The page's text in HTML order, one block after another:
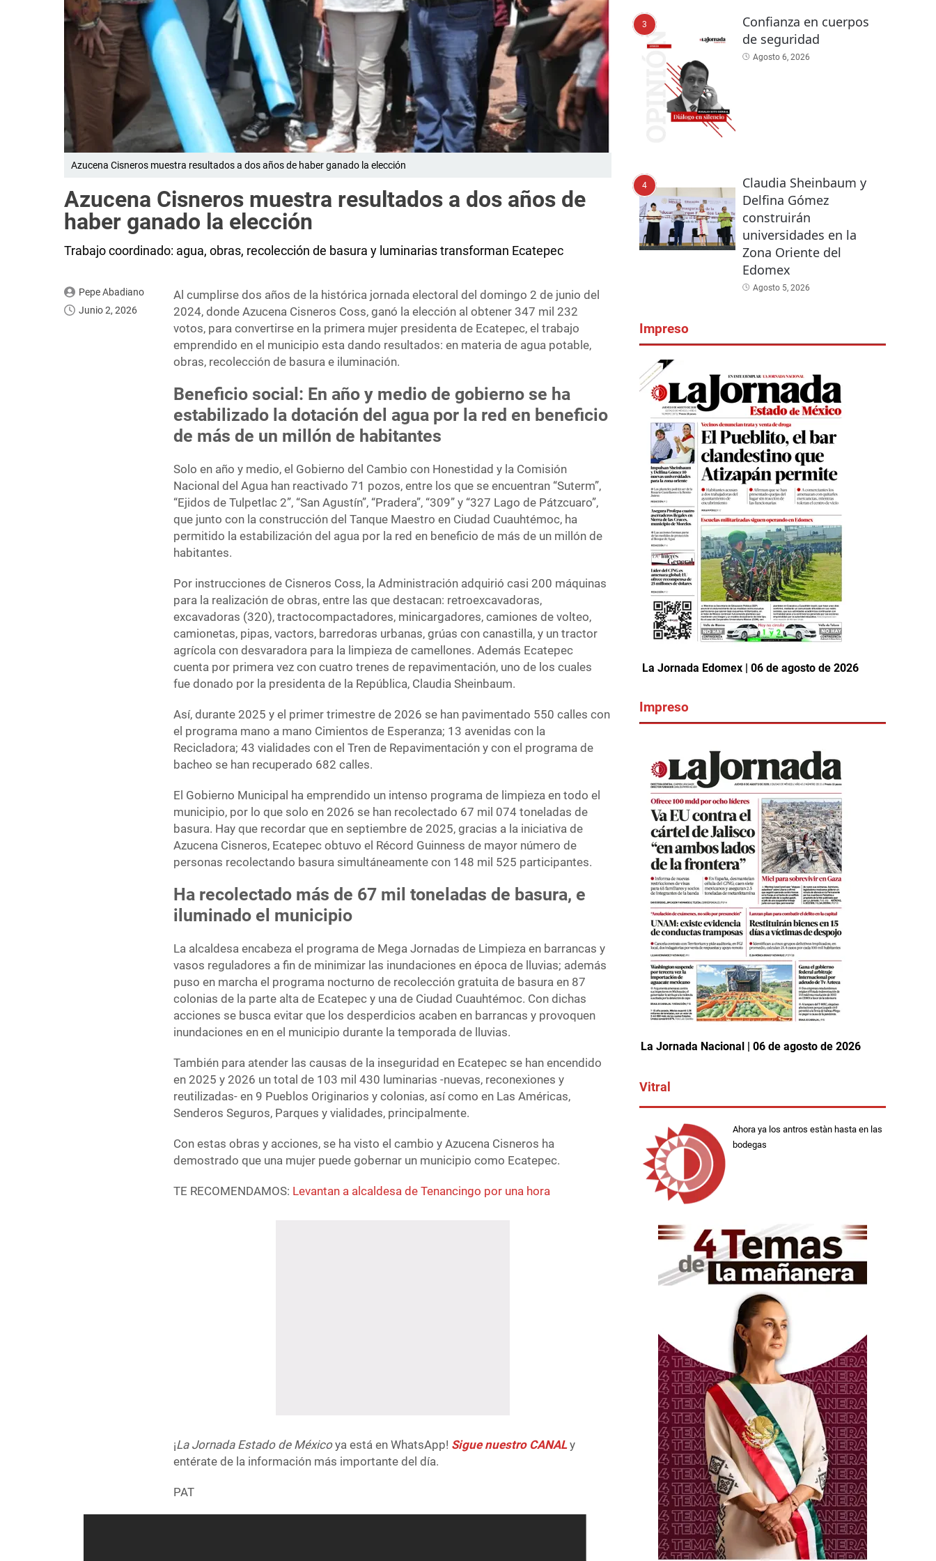
Azucena Cisneros muestra resultados a dos años de haber ganado la elección
Azucena Cisneros muestra resultados a dos años de
haber ganado la elección
Trabajo coordinado: agua, obras, recolección de basura y luminarias transforman Ecatepec
Pepe Abadiano
Junio 2, 2026
Al cumplirse dos años de la histórica jornada electoral del domingo 2 de junio del
2024, donde Azucena Cisneros Coss, ganó la elección al obtener 347 mil 232
votos, para convertirse en la primera mujer presidenta de Ecatepec, el trabajo
emprendido en el municipio esta dando resultados: en materia de agua potable,
obras, recolección de basura e iluminación.
Beneficio social: En año y medio de gobierno se ha
estabilizado la dotación del agua por la red en beneficio
de más de un millón de habitantes
Solo en año y medio, el Gobierno del Cambio con Honestidad y la Comisión
Nacional del Agua han reactivado 71 pozos, entre los que se encuentran “Suterm”,
“Ejidos de Tulpetlac 2”, “San Agustín”, “Pradera”, “309” y “327 Lago de Pátzcuaro”,
que junto con la construcción del Tanque Maestro en Ciudad Cuauhtémoc, ha
permitido la estabilización del agua por la red en beneficio de más de un millón de
habitantes.
Por instrucciones de Cisneros Coss, la Administración adquirió casi 200 máquinas
para la realización de obras, entre las que destacan: retroexcavadoras,
excavadoras (320), tractocompactadores, minicargadores, camiones de volteo,
camionetas, pipas, vactors, barredoras urbanas, grúas con canastilla, y un tractor
agrícola con desvaradora para la limpieza de camellones. Además Ecatepec
cuenta por primera vez con cuatro trenes de repavimentación, uno de los cuales
fue donado por la presidenta de la República, Claudia Sheinbaum.
Así, durante 2025 y el primer trimestre de 2026 se han pavimentado 550 calles con
el programa mano a mano Cimientos de Esperanza; 13 avenidas con la
Recicladora; 43 vialidades con el Tren de Repavimentación y con el programa de
bacheo se han recuperado 682 calles.
El Gobierno Municipal ha emprendido un intenso programa de limpieza en todo el
municipio, por lo que solo en 2026 se han recolectado 67 mil 074 toneladas de
basura. Hay que recordar que en septiembre de 2025, gracias a la iniciativa de
Azucena Cisneros, Ecatepec obtuvo el Récord Guinness de mayor número de
personas recolectando basura simultáneamente con 148 mil 525 participantes.
Ha recolectado más de 67 mil toneladas de basura, e
iluminado el municipio
La alcaldesa encabeza el programa de Mega Jornadas de Limpieza en barrancas y
vasos reguladores a fin de minimizar las inundaciones en época de lluvias; además
puso en marcha el programa nocturno de recolección gratuita de basura en 87
colonias de la parte alta de Ecatepec y una de Ciudad Cuauhtémoc. Con dichas
acciones se busca evitar que los desperdicios acaben en barrancas y provoquen
inundaciones en en el municipio durante la temporada de lluvias.
También para atender las causas de la inseguridad en Ecatepec se han encendido
en 2025 y 2026 un total de 103 mil 430 luminarias -nuevas, reconexiones y
reutilizadas- en 9 Pueblos Originarios y colonias, así como en Las Américas,
Senderos Seguros, Parques y vialidades, principalmente.
Con estas obras y acciones, se ha visto el cambio y Azucena Cisneros ha
demostrado que una mujer puede gobernar un municipio como Ecatepec.
TE RECOMENDAMOS: Levantan a alcaldesa de Tenancingo por una hora
¡La Jornada Estado de Méxicoya está en WhatsApp! Sigue nuestro CANALy
entérate de la información más importante del día.
PAT
3
Confianza en cuerpos
de seguridad
Agosto 6, 2026
4
Claudia Sheinbaum y
Delfina Gómez
construirán
universidades en la
Zona Oriente del
Edomex
Agosto 5, 2026
Impreso
La Jornada Edomex | 06 de agosto de 2026
Impreso
La Jornada Nacional | 06 de agosto de 2026
Vitral
Ahora ya los antros estàn hasta en las
bodegas